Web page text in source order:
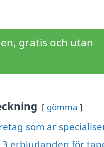
gratis och utan
gömma
som är
erbjudanden för